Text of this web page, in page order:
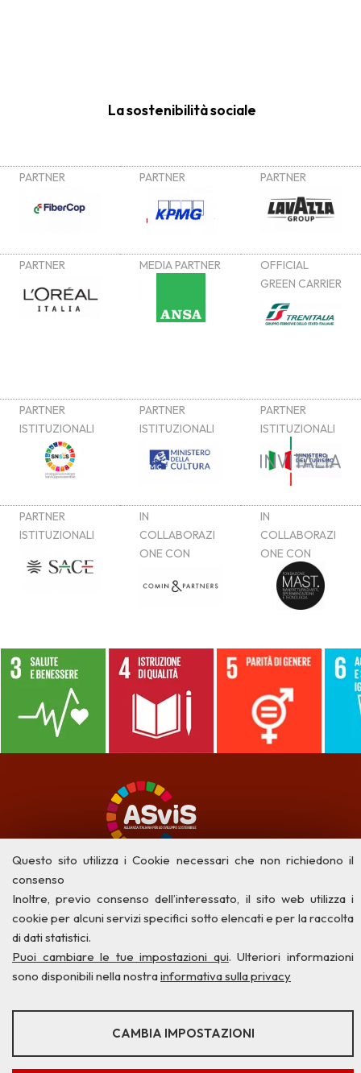
Questo sito utilizza i Cookie necessari che non richiedono il
consenso
Inoltre, previo consenso dell’interessato, il sito web utilizza i
cookie per alcuni servizi specifici sotto elencati e per la raccolta
di dati statistici.
Puoi cambiare le tue impostazioni qui. Ulteriori informazioni
sono disponibili nella nostrainformativa sulla privacy
STATISTICHE
CAMBIA IMPOSTAZIONI
La sostenibilità sociale